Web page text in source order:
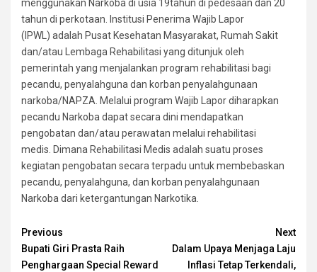
menggunakan Narkoba di usia 19tahun di pedesaan dan 20
tahun di perkotaan. Institusi Penerima Wajib Lapor
(IPWL) adalah Pusat Kesehatan Masyarakat, Rumah Sakit
dan/atau Lembaga Rehabilitasi yang ditunjuk oleh
pemerintah yang menjalankan program rehabilitasi bagi
pecandu, penyalahguna dan korban penyalahgunaan
narkoba/NAPZA. Melalui program Wajib Lapor diharapkan
pecandu Narkoba dapat secara dini mendapatkan
pengobatan dan/atau perawatan melalui rehabilitasi
medis. Dimana Rehabilitasi Medis adalah suatu proses
kegiatan pengobatan secara terpadu untuk membebaskan
pecandu, penyalahguna, dan korban penyalahgunaan
Narkoba dari ketergantungan Narkotika.
Continue
Reading
Previous
Bupati Giri Prasta Raih
Penghargaan Special Reward
Next
Dalam Upaya Menjaga Laju
Inflasi Tetap Terkendali,